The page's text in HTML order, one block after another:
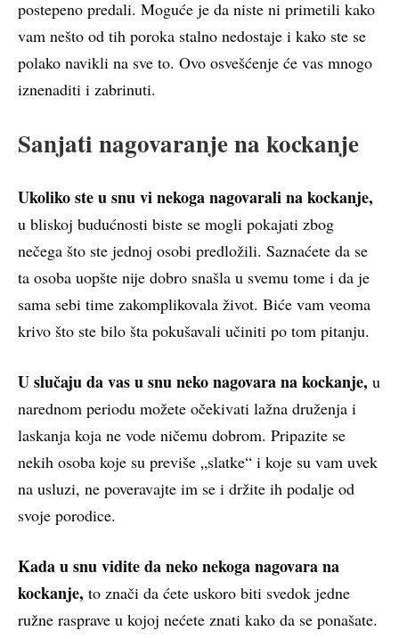
postepeno predali. Moguće je da niste ni primetili kako
vam nešto od tih poroka stalno nedostaje i kako ste se
polako navikli na sve to. Ovo osvešćenje će vas mnogo
iznenaditi i zabrinuti.
Sanjati nagovaranje na kockanje
Ukoliko ste u snu vi nekoga nagovarali na kockanje,
u bliskoj budućnosti biste se mogli pokajati zbog
nečega što ste jednoj osobi predložili. Saznaćete da se
ta osoba uopšte nije dobro snašla u svemu tome i da je
sama sebi time zakomplikovala život. Biće vam veoma
krivo što ste bilo šta pokušavali učiniti po tom pitanju.
U slučaju da vas u snu neko nagovara na kockanje, u
narednom periodu možete očekivati lažna druženja i
laskanja koja ne vode ničemu dobrom. Pripazite se
nekih osoba koje su previše „slatke“ i koje su vam uvek
na usluzi, ne poveravajte im se i držite ih podalje od
svoje porodice.
Kada u snu vidite da neko nekoga nagovara na
kockanje, to znači da ćete uskoro biti svedok jedne
ružne rasprave u kojoj nećete znati kako da se ponašate.